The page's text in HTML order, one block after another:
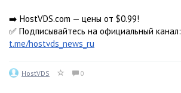
➡️ HostVDS.com — цены от $0.99!
✅ Подписывайтесь на официальный канал:
t.me/hostvds_news_ru
HostVDS 0